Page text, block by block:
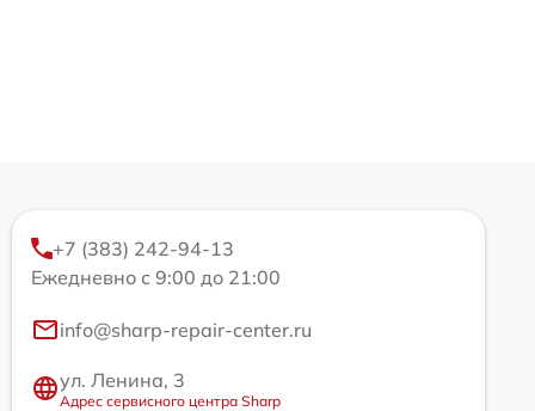
+7 (383) 242-94-13
Ежедневно с 9:00 до 21:00
info@sharp-repair-center.ru
ул. Ленина, 3
Адрес сервисного центра Sharp